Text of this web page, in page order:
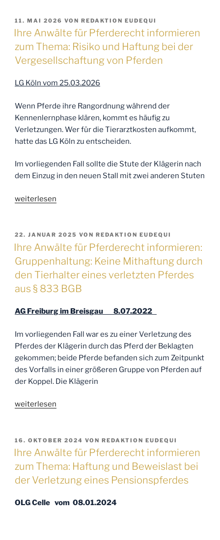
VERÖFFENTLICHT
AM
11. MAI 2026 VON REDAKTION EUDEQUI
Ihre Anwälte für Pferderecht informieren
zum Thema: Risiko und Haftung bei der
Vergesellschaftung von Pferden
LG Köln vom 25.03.2026
Wenn Pferde ihre Rangordnung während der
Kennenlernphase klären, kommt es häufig zu
Verletzungen. Wer für die Tierarztkosten aufkommt,
hatte das LG Köln zu entscheiden.
Im vorliegenden Fall sollte die Stute der Klägerin nach
dem Einzug in den neuen Stall mit zwei anderen Stuten
„Ihre
Pferderecht
informieren
zum
Thema:
Risiko
und
bei
Vergesellschaftung
von
Pferden“
weiterlesen
VERÖFFENTLICHT
AM
22. JANUAR 2025 VON REDAKTION EUDEQUI
Ihre Anwälte für Pferderecht informieren:
Gruppenhaltung: Keine Mithaftung durch
den Tierhalter eines verletzten Pferdes
aus § 833 BGB
AG Freiburg im Breisgau 8.07.2022
Im vorliegenden Fall war es zu einer Verletzung des
Pferdes der Klägerin durch das Pferd der Beklagten
gekommen; beide Pferde befanden sich zum Zeitpunkt
des Vorfalls in einer größeren Gruppe von Pferden auf
der Koppel. Die Klägerin
„Ihre
Pferderecht
informieren:
Gruppenhaltung:
Keine
Mithaftung
durch
weiterlesen
VERÖFFENTLICHT
AM
16. OKTOBER 2024 VON REDAKTION EUDEQUI
Ihre Anwälte für Pferderecht informieren
zum Thema: Haftung und Beweislast bei
der Verletzung eines Pensionspferdes
OLG Celle vom 08.01.2024